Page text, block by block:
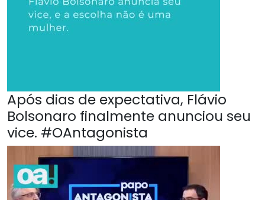
Após dias de expectativa, Flávio
Bolsonaro finalmente anunciou seu
vice. #OAntagonista